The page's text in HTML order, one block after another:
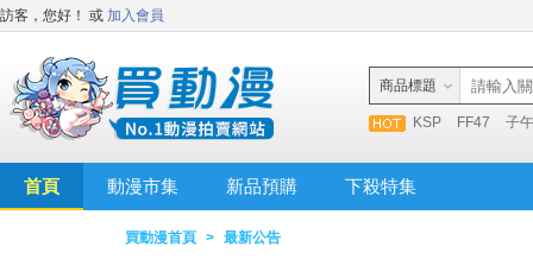
訪客，您好！ 或 加入會員
商品標題
KSP FF47 子
首頁 動漫市集 新品預購 下殺特集
買動漫首頁 > 最新公告